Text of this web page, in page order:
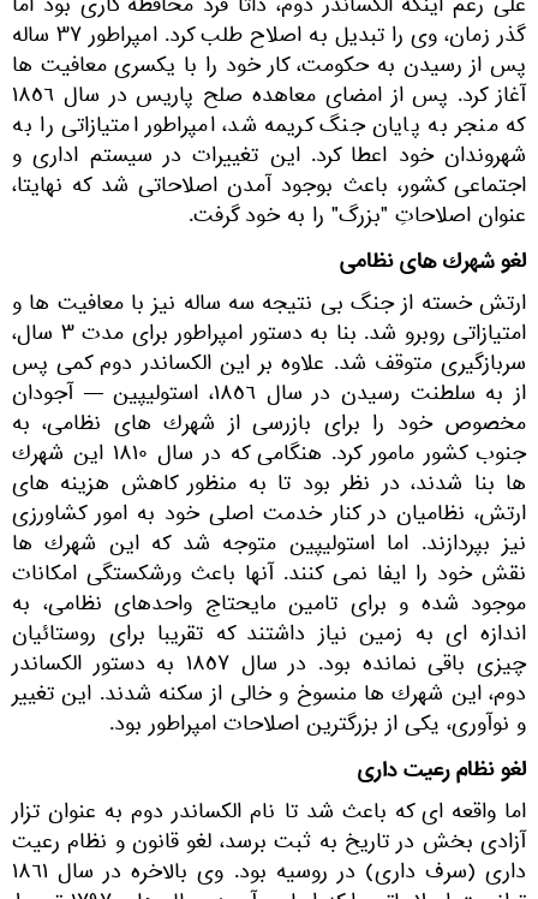
على رغم اينكه الكساندر دوم، ذاتا فرد محافظه كارى بود اما
گذر زمان، وى را تبديل به اصلاح طلب كرد. امپراطور ٣٧ ساله
پس از رسيدن به حکومت، كار خود را با يكسرى معافيت ها
آغاز كرد. پس از امضاى معاهده صلح پاريس در سال ١٨٥٦
كه منجر به پايان جنگ كريمه شد، امپراطور امتيازاتى را به
شهروندان خود اعطا كرد. اين تغييرات در سيستم ادارى و
اجتماعى كشور، باعث بوجود آمدن اصلاحاتى شد كه نهايتا،
عنوان اصلاحاتِ "بزرگ" را به خود گرفت.
لغو شهرك هاى نظامى
ارتش خسته از جنگ بى نتيجه سه ساله نيز با معافيت ها و
امتيازاتى روبرو شد. بنا به دستور امپراطور براى مدت ٣ سال،
سربازگيرى متوقف شد. علاوه بر اين الكساندر دوم كمى پس
از به سلطنت رسيدن در سال ١٨٥٦، استوليپين — آجودان
مخصوص خود را براى بازرسى از شهرك هاى نظامى، به
جنوب كشور مامور كرد. هنگامى كه در سال ١٨١٠ اين شهرك
ها بنا شدند، در نظر بود تا به منظور كاهش هزينه هاى
ارتش، نظاميان در كنار خدمت اصلى خود به امور كشاورزى
نيز بپردازند. اما استوليپين متوجه شد كه اين شهرك ها
نقش خود را ايفا نمى كنند. آنها باعث ورشكستگى امكانات
موجود شده و براى تامين مايحتاج واحدهاى نظامى، به
اندازه اى به زمين نياز داشتند كه تقريبا براى روستائيان
چيزى باقى نمانده بود. در سال ١٨٥٧ به دستور الكساندر
دوم، اين شهرك ها منسوخ و خالى از سكنه شدند. اين تغيير
و نوآورى، یکی از بزرگترين اصلاحات امپراطور بود.
لغو نظام رعيت دارى
اما واقعه اى كه باعث شد تا نام الكساندر دوم به عنوان تزار
آزادى بخش در تاريخ به ثبت برسد، لغو قانون و نظام رعيت
دارى (سرف دارى) در روسيه بود. وى بالاخره در سال ١٨٦١